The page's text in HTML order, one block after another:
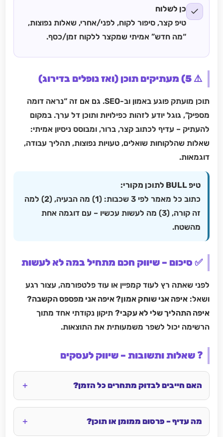
כן לשלוח
טיפ קצר, סיפור לקוח, לפני/אחרי, שאלות נפוצות,
“מה חדש” אמיתי שמקצר ללקוח זמן/כסף.
⚠️ 5) מעתיקים תוכן (ואז נופלים בדירוג)
תוכן מועתק פוגע באמון וב-SEO. גם אם זה “נראה דומה
מספיק”, גוגל יודע לזהות כפילויות ותוכן דל ערך. במקום
להעתיק – עדיף לכתוב קצר, ברור, ומבוסס ניסיון אמיתי:
שאלות שהלקוחות שואלים, טעויות נפוצות, תהליך עבודה,
דוגמאות.
טיפ BULL לתוכן מקורי:
כתוב כל מאמר לפי 3 שכבות: (1) מה הבעיה, (2) למה
זה קורה, (3) מה לעשות עכשיו – עם דוגמה אחת
מהשטח.
✅ סיכום – שיווק חכם מתחיל במה לא לעשות
לפני שאתה רץ לעוד קמפיין או עוד פלטפורמה, עצור רגע
ושאל: איפה אני שוחק אמון? איפה אני מפספס הקשבה?
איפה התהליך שלי לא עקבי? תיקון נקודתי אחד מתוך
הרשימה יכול לשפר משמעותית את התוצאות.
❓ שאלות ותשובות – שיווק לעסקים
האם חייבים לבדוק מתחרים כל הזמן?
מה עדיף – פרסום ממומן או תוכן?